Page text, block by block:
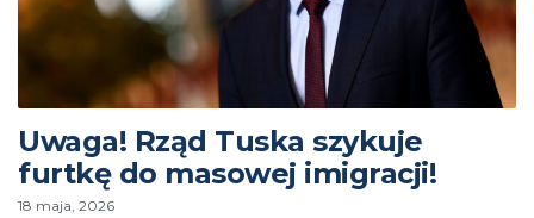
Uwaga! Rząd Tuska szykuje
furtkę do masowej imigracji!
18 maja, 2026